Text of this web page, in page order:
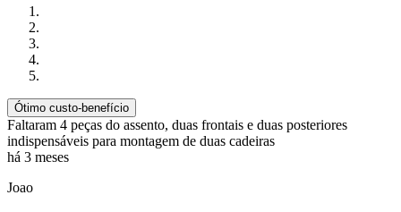
Ótimo custo-benefício
Faltaram 4 peças do assento, duas frontais e duas posteriores
indispensáveis para montagem de duas cadeiras
há 3 meses
Joao